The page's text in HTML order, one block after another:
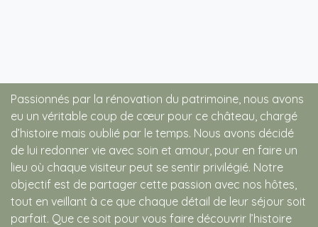
Passionnés par la rénovation du patrimoine, nous avons
eu un véritable coup de cœur pour ce château, chargé
d’histoire mais oublié par le temps. Nous avons décidé
de lui redonner vie avec soin et amour, pour en faire un
lieu où chaque visiteur peut se sentir privilégié. Notre
objectif est de partager cette passion avec nos hôtes,
tout en veillant à ce que chaque détail de leur séjour soit
parfait. Que ce soit pour vous faire découvrir l’histoire